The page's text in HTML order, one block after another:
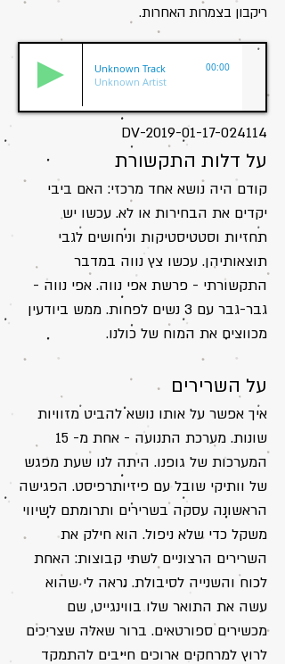
ריקבון בצמרות האחרות.
DV-2019-01-17-024114
על דלות התקשורת
קודם היה נושא אחד מרכזי: האם ביבי
יקדים את הבחירות או לא. עכשו יש
תחזיות וסטטיסטיקות וניחושים לגבי
תוצאותיהן. עכשו צץ נווה במדבר
התקשורתי - פרשת אפי נווה. אפי נווה -
גבר-גבר עם 3 נשים לפחות. ממש ביודעין
מכווצים את המוח של כולנו.
על השרירים
איך אפשר על אותו נושא להביט מזוויות
שונות. מערכת התנועה - אחת מ- 15
המערכות של גופנו. היתה לנו שעת מפגש
של וותיקי שובל עם פיזיותרפיסט. הפגישה
הראשונה עסקה בשרירים ותרומתם לשיווי
משקל כדי שלא ניפול. הוא חילק את
השרירים הרצוניים לשתי קבוצות: האחת
לכוח והשנייה לסיבולת. נראה לי שהוא
עשה את התואר שלו בווינגייט, שם
מכשירים ספורטאים. ברור שאלה שצריכים
לרוץ למרחקים ארוכים חייבים להתמקד
Unknown Track
Unknown Artist
00:00